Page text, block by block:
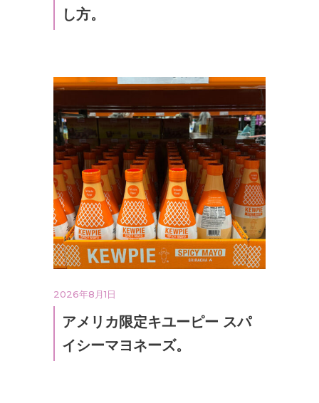
し方。
2026年8月1日
アメリカ限定キユーピー スパ
イシーマヨネーズ。